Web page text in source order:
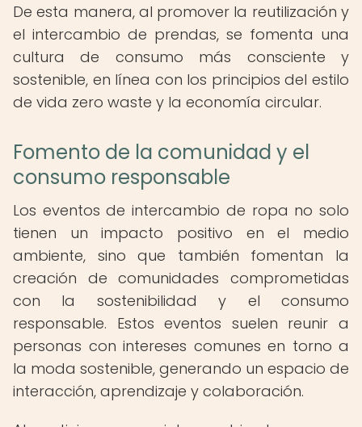
De esta manera, al promover la reutilización y
el intercambio de prendas, se fomenta una
cultura de consumo más consciente y
sostenible, en línea con los principios del estilo
de vida zero waste y la economía circular.
Fomento de la comunidad y el
consumo responsable
Los eventos de intercambio de ropa no solo
tienen un impacto positivo en el medio
ambiente, sino que también fomentan la
creación de comunidades comprometidas
con la sostenibilidad y el consumo
responsable. Estos eventos suelen reunir a
personas con intereses comunes en torno a
la moda sostenible, generando un espacio de
interacción, aprendizaje y colaboración.